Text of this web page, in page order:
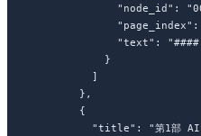
              "node_id"
:
              "page_index"
:
              "text"
: "####
            }
          ]
        },
        {
          "title"
: "第1部